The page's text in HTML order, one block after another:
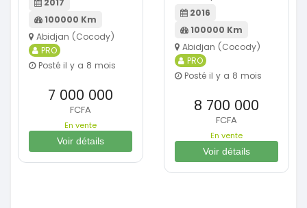
100000 Km
Abidjan (Cocody)
PRO
Posté il y a 8 mois
7 000 000
FCFA
En vente
Voir détails
2016
100000 Km
Abidjan (Cocody)
PRO
Posté il y a 8 mois
8 700 000
FCFA
En vente
Voir détails